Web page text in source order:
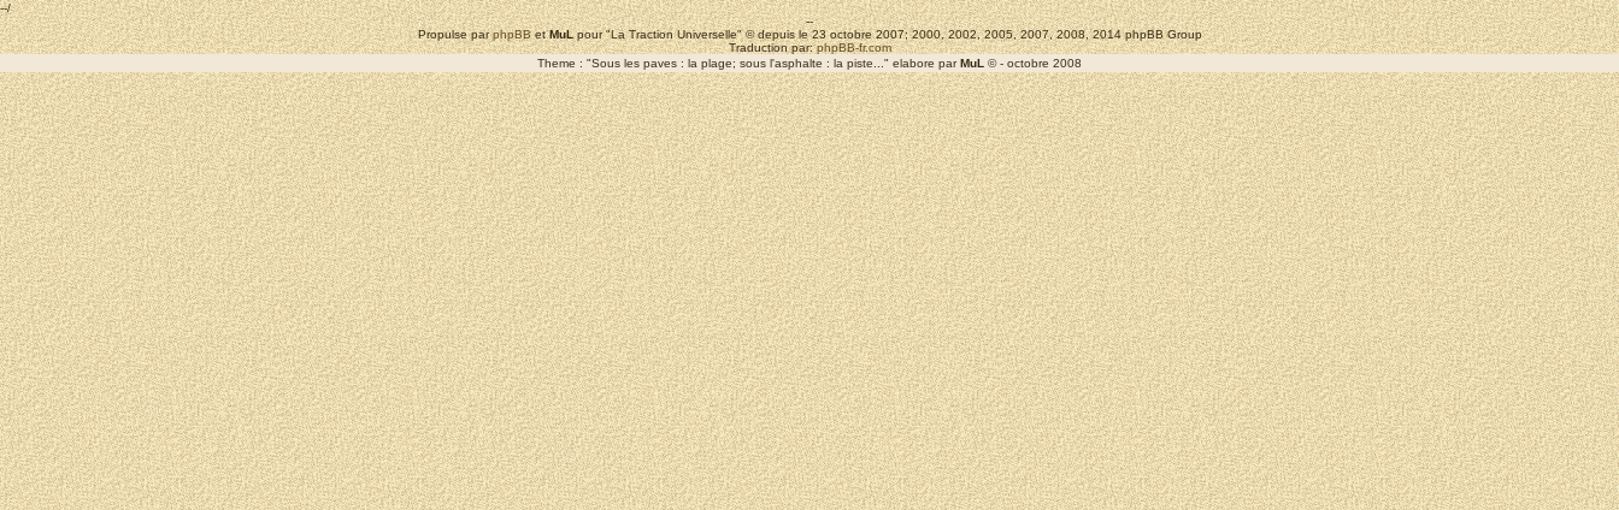
--/
--
Propulse parphpBBetMuLpour "La Traction Universelle" © depuis le 23 octobre 2007; 2000, 2002, 2005, 2007, 2008, 2014 phpBB Group
Traduction par:phpBB-fr.com
Theme : "Sous les paves : la plage; sous l'asphalte : la piste..." elabore parMuL © - octobre 2008